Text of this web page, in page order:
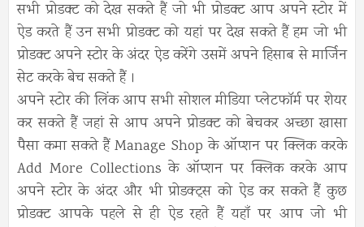
सभी प्रोडक्ट को देख सकते हैं जो भी प्रोडक्ट आप अपने स्टोर में
ऐड करते हैं उन सभी प्रोडक्ट को यहां पर देख सकते हैं हम जो भी
प्रोडक्ट अपने स्टोर के अंदर ऐड करेंगे उसमें अपने हिसाब से मार्जिन
सेट करके बेच सकते हैं ।
अपने स्टोर की लिंक आप सभी सोशल मीडिया प्लेटफॉर्म पर शेयर
कर सकते हैं जहां से आप अपने प्रोडक्ट को बेचकर अच्छा खासा
पैसा कमा सकते हैं Manage Shop के ऑप्शन पर क्लिक करके
Add More Collections के ऑप्शन पर क्लिक करके आप
अपने स्टोर के अंदर और भी प्रोडक्ट्स को ऐड कर सकते हैं कुछ
प्रोडक्ट आपके पहले से ही ऐड रहते हैं यहाँ पर आप जो भी